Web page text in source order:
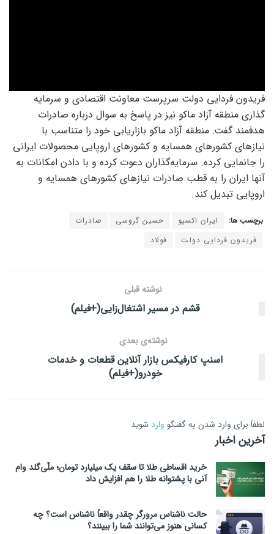
فریدون فردایی دولت سرپرست معاونت اقتصادی و سرمایه
گذاری منطقه آزاد ماکو نیز در پاسخ به سوال درباره صادرات
هدفمند گفت: منطقه آزاد ماکو بازاریابی‌ خود را متناسب با
نیازهای کشورهای همسایه و کشورهای اروپایی محصولات ایرانی
را جانمایی کرده. سرمایه‌گذاران دعوت کرده و با دادن امکانات به
آنها ایران را به قطب صادرات نیازهای کشورهای همسایه و
اروپایی تبدیل کند.
برچسب ها: ایران اکسپو حسین گروسی
صادرات
فریدون فردایی دولت
فولاد
نوشته قبلی
قشم در مسیر اشتغال‌زایی(+فیلم)
نوشته‌ی بعدی
اسنپ کارفیکس بازار آنلاین قطعات و خدمات
خودرو(+فیلم)
لطفاَ برای وارد شدن به گفتگو وارد شوید
آخرین اخبار
خرید اقساطی طلا تا سقف یک میلیارد تومان؛ ملّی‌گلد وام
آنی با پشتوانه طلا را هم افزایش داد
حالت ناشناس مرورگر چقدر واقعاً ناشناس است؟ چه
کسانی هنوز می‌توانند شما را ببینند؟